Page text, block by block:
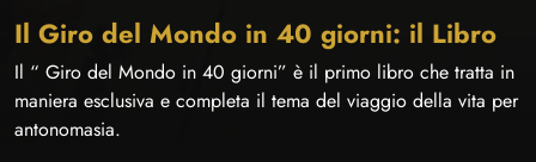
Il Giro del Mondo in 40 giorni: il Libro
Il “ Giro del Mondo in 40 giorni” è il primo libro che tratta in
maniera esclusiva e completa il tema del viaggio della vita per
antonomasia.